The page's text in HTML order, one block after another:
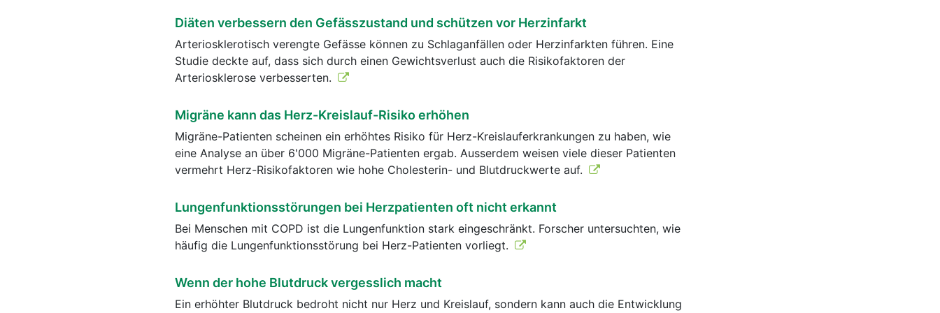
Diäten verbessern den Gefässzustand und schützen vor Herzinfarkt
Arteriosklerotisch verengte Gefässe können zu Schlaganfällen oder Herzinfarkten führen. Eine
Studie deckte auf, dass sich durch einen Gewichtsverlust auch die Risikofaktoren der
Arteriosklerose verbesserten.
Migräne kann das Herz-Kreislauf-Risiko erhöhen
Migräne-Patienten scheinen ein erhöhtes Risiko für Herz-Kreislauferkrankungen zu haben, wie
eine Analyse an über 6'000 Migräne-Patienten ergab. Ausserdem weisen viele dieser Patienten
vermehrt Herz-Risikofaktoren wie hohe Cholesterin- und Blutdruckwerte auf.
Lungenfunktionsstörungen bei Herzpatienten oft nicht erkannt
Bei Menschen mit COPD ist die Lungenfunktion stark eingeschränkt. Forscher untersuchten, wie
häufig die Lungenfunktionsstörung bei Herz-Patienten vorliegt.
Wenn der hohe Blutdruck vergesslich macht
Ein erhöhter Blutdruck bedroht nicht nur Herz und Kreislauf, sondern kann auch die Entwicklung